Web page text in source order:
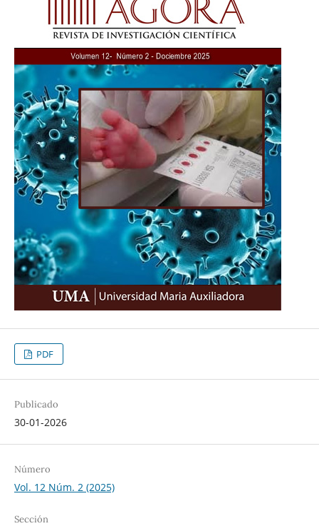
PDF
Publicado
30-01-2026
Número
Vol. 12 Núm. 2 (2025)
Sección